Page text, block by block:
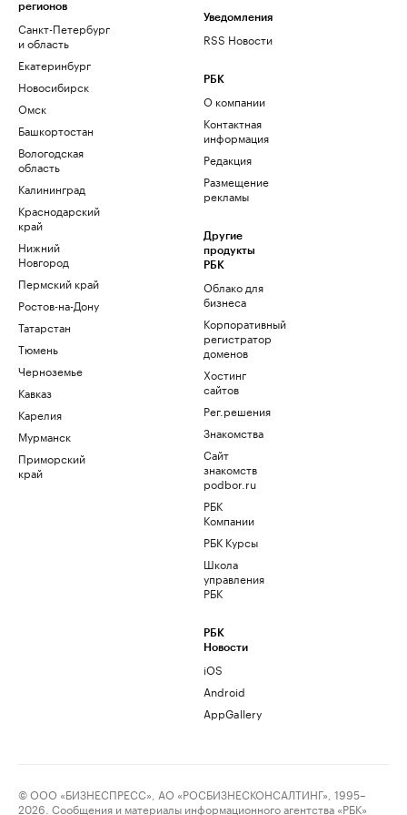
регионов
Санкт-Петербург
и область
Екатеринбург
Новосибирск
Омск
Башкортостан
Вологодская
область
Калининград
Краснодарский
край
Нижний
Новгород
Пермский край
Ростов-на-Дону
Татарстан
Тюмень
Черноземье
Кавказ
Карелия
Мурманск
Приморский
край
Уведомления
RSS Новости
РБК
О компании
Контактная
информация
Редакция
Размещение
рекламы
Другие
продукты
РБК
Облако для
бизнеса
Корпоративный
регистратор
доменов
Хостинг
сайтов
Рег.решения
Знакомства
Сайт
знакомств
podbor.ru
РБК
Компании
РБК Курсы
Школа
управления
РБК
РБК
Новости
iOS
Android
AppGallery
© ООО «БИЗНЕСПРЕСС», АО «РОСБИЗНЕСКОНСАЛТИНГ», 1995–
2026. Сообщения и материалы информационного агентства «РБК»